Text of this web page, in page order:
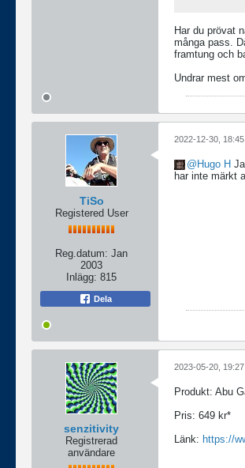
Har du prövat
många pass.
framtung och
Undrar mest
TiSo
Registered User
Reg.datum: Jan
2003
Inlägg: 815
Dela
2022-12-30, 18:45
Hugo H
har inte märkt
senzitivity
Registrerad
användare
2023-05-20, 19:27
Produkt: Abu
Pris: 649 kr*
Länk: https://